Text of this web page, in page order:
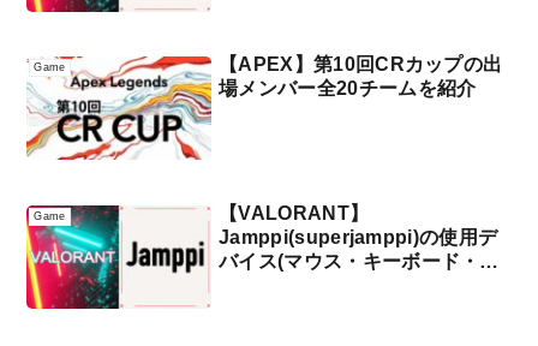
Game
【APEX】第10回CRカップの出
場メンバー全20チームを紹介
Game
【VALORANT】
Jamppi(superjamppi)の使用デ
バイス(マウス・キーボード・モ